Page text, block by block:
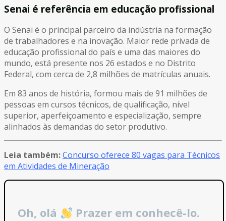
Senai é referência em educação profissional
O Senai é o principal parceiro da indústria na formação
de trabalhadores e na inovação. Maior rede privada de
educação profissional do país e uma das maiores do
mundo, está presente nos 26 estados e no Distrito
Federal, com cerca de 2,8 milhões de matrículas anuais.
Em 83 anos de história, formou mais de 91 milhões de
pessoas em cursos técnicos, de qualificação, nível
superior, aperfeiçoamento e especialização, sempre
alinhados às demandas do setor produtivo.
Leia também:Concurso oferece 80 vagas para Técnicos
em Atividades de Mineração
Oh, olá Prazer em conhecê-lo.